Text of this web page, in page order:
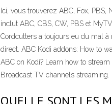
Ici, vous trouverez ABC, Fox,
inclut ABC, CBS, CW, PBS et
Cordcutters a toujours eu du mal
direct. ABC Kodi addons: How to
ABC on Kodi? Learn how to
Broadcast TV channels
QUELLE SONT LES